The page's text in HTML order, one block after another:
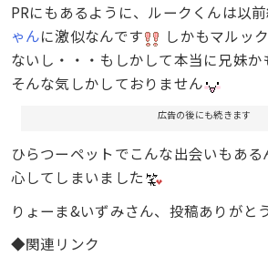
PRにもあるように、ルークくんは以
ゃんに激似なんです
しかもマルッ
ないし・・・もしかして本当に兄妹か
そんな気しかしておりません
広告の後にも続きます
ひらつーペットでこんな出会いもあ
心してしまいました
りょーま&いずみさん、投稿ありがと
◆関連リンク